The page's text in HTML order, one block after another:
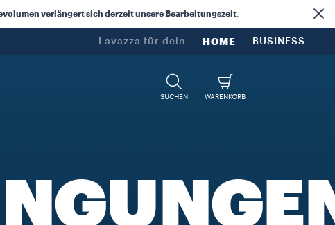
verlängert sich derzeit unsere Bearbeitungszeit
Lavazza für dein​ HOME BUSINESS
SUCHEN WARENKORB